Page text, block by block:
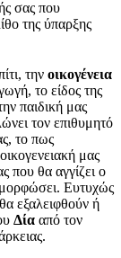
σας που
της ύπαρξης
την οικογένεια
το είδος της
παιδική μας
τον επιθυμητό
το πως
μας
που θα αγγίζει ο
Ευτυχώς
εξαλειφθούν ή
Δία από τον